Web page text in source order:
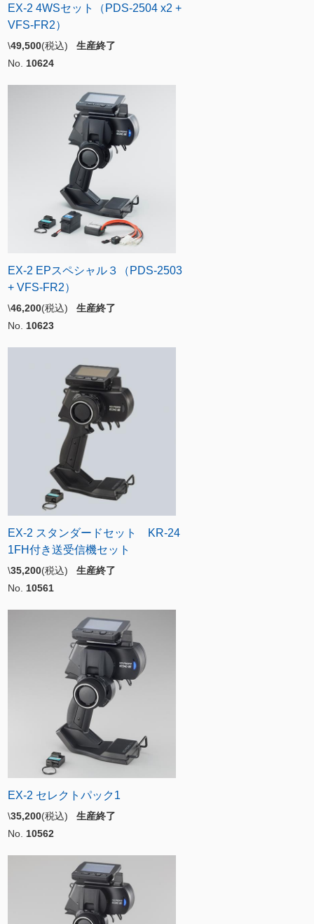
EX-2 4WSセット（PDS-2504 x2 +
VFS-FR2）
\49,500(税込) 生産終了
No. 10624
EX-2 EPスペシャル３（PDS-2503
+ VFS-FR2）
\46,200(税込) 生産終了
No. 10623
EX-2 スタンダードセット KR-24
1FH付き送受信機セット
\35,200(税込) 生産終了
No. 10561
EX-2 セレクトパック1
\35,200(税込) 生産終了
No. 10562